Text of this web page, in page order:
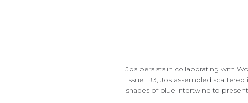
Jos persists in collaborating with
Issue 183, Jos assembled
shades of blue intertwine to